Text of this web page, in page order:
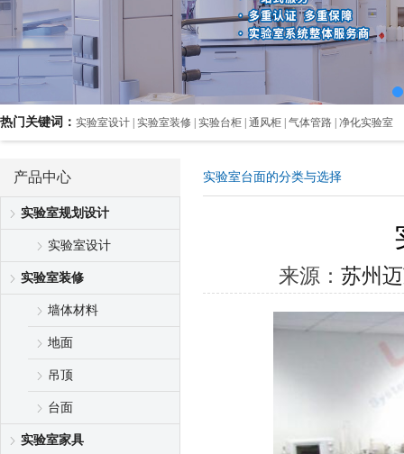
热门关键词： 实验室设计 | 实验室装修 | 实验台柜 | 通风柜 | 气体管路 | 净化实验室
产品中心
实验室规划设计
实验室设计
实验室装修
墙体材料
地面
吊顶
台面
实验室家具
实验室台面的分类与选择
来源： 苏州